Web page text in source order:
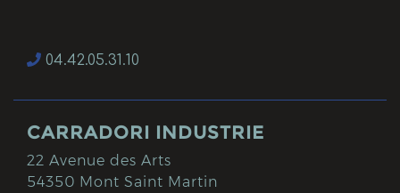
04.42.05.31.10
CARRADORI INDUSTRIE
22 Avenue des Arts
54350 Mont Saint Martin